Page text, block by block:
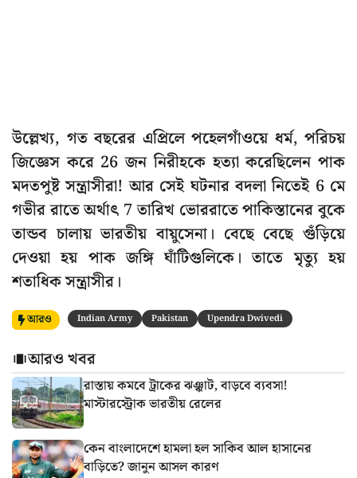
উল্লেখ্য, গত বছরের এপ্রিলে পহেলগাঁওয়ে ধর্ম, পরিচয়
জিজ্ঞেস করে 26 জন নিরীহকে হত্যা করেছিলেন পাক
মদতপুষ্ট সন্ত্রাসীরা! আর সেই ঘটনার বদলা নিতেই 6 মে
গভীর রাতে অর্থাৎ 7 তারিখ ভোররাতে পাকিস্তানের বুকে
তান্ডব চালায় ভারতীয় বায়ুসেনা। বেছে বেছে গুঁড়িয়ে
দেওয়া হয় পাক জঙ্গি ঘাঁটিগুলিকে। তাতে মৃত্যু হয়
শতাধিক সন্ত্রাসীর।
আরও Indian Army Pakistan Upendra Dwivedi
আরও খবর
রাস্তায় কমবে ট্রাকের ঝঞ্ঝাট, বাড়বে ব্যবসা!
মাস্টারস্ট্রোক ভারতীয় রেলের
কেন বাংলাদেশে হামলা হল সাকিব আল হাসানের
বাড়িতে? জানুন আসল কারণ